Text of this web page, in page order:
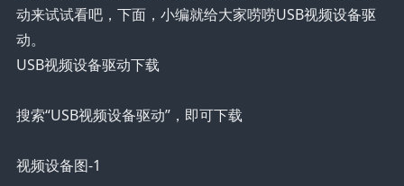
动来试试看吧，下面，小编就给大家唠唠USB视频设备驱
动。
USB视频设备驱动下载
搜索“USB视频设备驱动”，即可下载
视频设备图-1